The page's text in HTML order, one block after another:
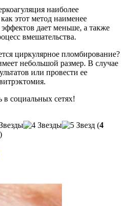
наиболее
этот метод наименее
дает меньше, а также
вмешательства.
циркулярное пломбирование?
небольшой размер. В случае
или провести ее
в социальных сетях!
(4